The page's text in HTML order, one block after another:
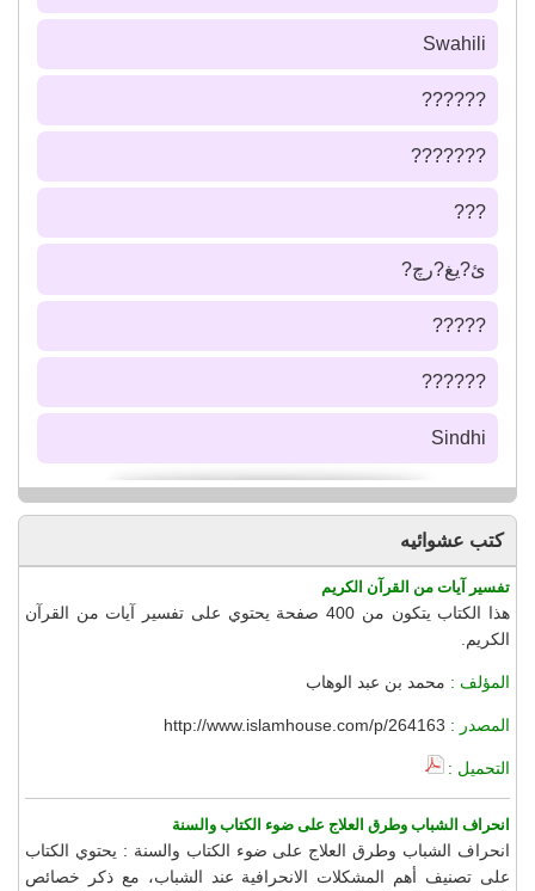
Swahili
??????
???????
???
ئ?يغ?رچ?
?????
??????
Sindhi
كتب عشوائيه
تفسير آيات من القرآن الكريم
هذا الكتاب يتكون من 400 صفحة يحتوي على تفسير آيات من القرآن
الكريم.
المؤلف : محمد بن عبد الوهاب
المصدر : http://www.islamhouse.com/p/264163
التحميل :
انحراف الشباب وطرق العلاج على ضوء الكتاب والسنة
انحراف الشباب وطرق العلاج على ضوء الكتاب والسنة : يحتوي الكتاب
على تصنيف أهم المشكلات الانحرافية عند الشباب، مع ذكر خصائص